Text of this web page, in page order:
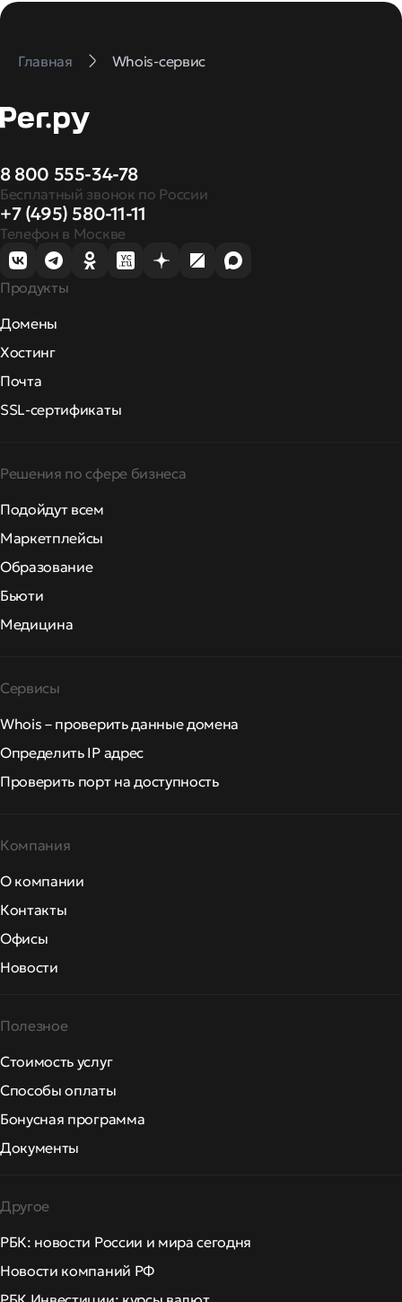
Главная Whois-сервис
8 800 555-34-78
Бесплатный звонок по России
+7 (495) 580-11-11
Телефон в Москве
Продукты
Домены
Хостинг
Почта
SSL-сертификаты
Решения по сфере бизнеса
Подойдут всем
Маркетплейсы
Образование
Бьюти
Медицина
Сервисы
Whois – проверить данные домена
Определить IP адрес
Проверить порт на доступность
Компания
О компании
Контакты
Офисы
Новости
Полезное
Стоимость услуг
Способы оплаты
Бонусная программа
Документы
Другое
РБК: новости России и мира сегодня
Новости компаний РФ